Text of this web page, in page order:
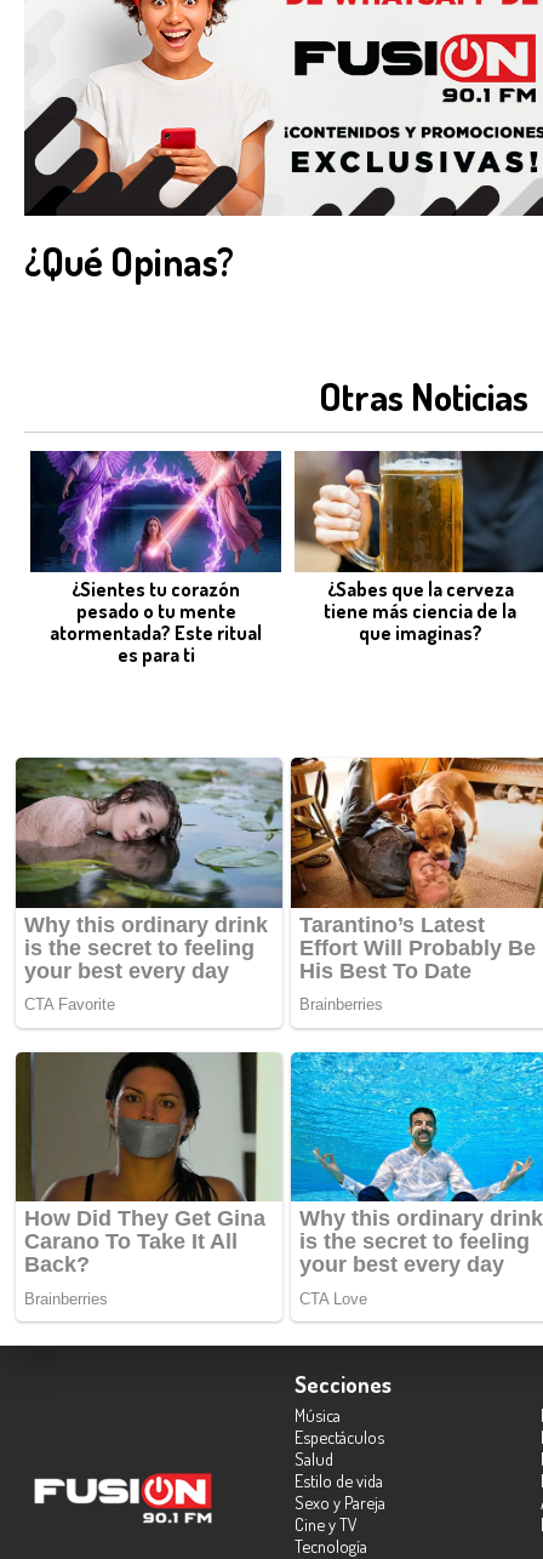
¿Qué Opinas?
Otras Noticias
¿Sientes tu corazón
pesado o tu mente
atormentada? Este ritual
es para ti
¿Sabes que la cerveza
tiene más ciencia de la
que imaginas?
Secciones
Música
Espectáculos
Salud
Estilo de vida
Sexo y Pareja
Cine y TV
Tecnología